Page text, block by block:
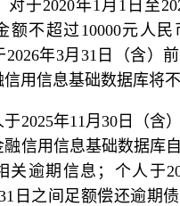
对于2020年1月1日至
额不超过10000元人
2026年3月31日（含）
用信息基础数据库将不
2025年11月30日（含
信用信息基础数据库
关逾期信息；个人于
日之间足额偿还逾期